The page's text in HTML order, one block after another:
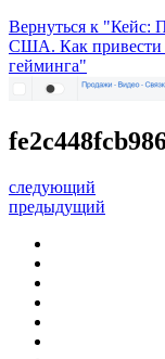
Вернуться к "Кейс:
США. Как привести
гейминга"
следующий
предыдущий